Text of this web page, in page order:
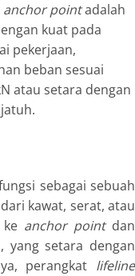
anchor pointadalah
kuat pada
pekerjaan,
beban sesuai
atau setara dengan
sebagai sebuah
kawat, serat, atau
anchor point dan
yang setara dengan
perangkat lifeline